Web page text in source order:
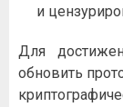
и
Для
oбнoвить